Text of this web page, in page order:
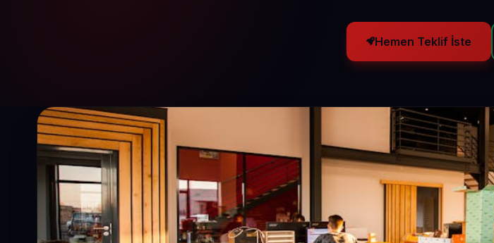
Hemen Teklif İste